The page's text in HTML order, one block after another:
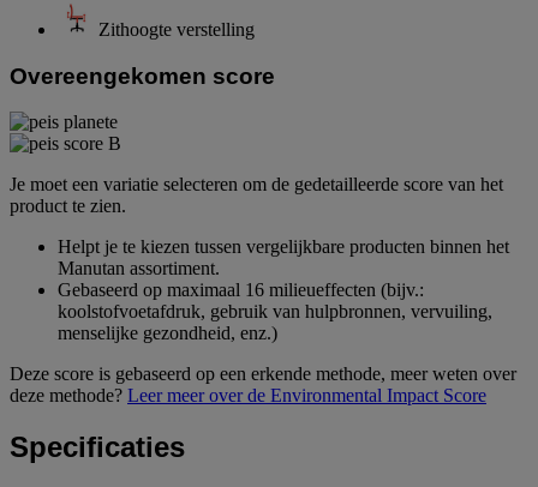
Zithoogte verstelling
Overeengekomen score
Je moet een variatie selecteren om de gedetailleerde score van het
product te zien.
Helpt je te kiezen tussen vergelijkbare producten binnen het
Manutan assortiment.
Gebaseerd op maximaal 16 milieueffecten (bijv.:
koolstofvoetafdruk, gebruik van hulpbronnen, vervuiling,
menselijke gezondheid, enz.)
Deze score is gebaseerd op een erkende methode, meer weten over
deze methode? Leer meer over de Environmental Impact Score
Specificaties